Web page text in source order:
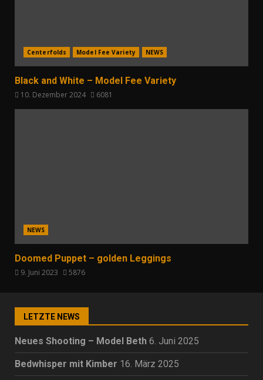
Centerfolds Model Fee Variety NEWS
Black and White – Model Fee Variety
10. Dezember 2024 6081
NEWS
Doomed Puppet – golden Leggings
9. Juni 2023 5876
LETZTE NEWS
Neues Shooting – Model Beth 6. Juni 2025
Bedwhisper mit Kimber 16. März 2025